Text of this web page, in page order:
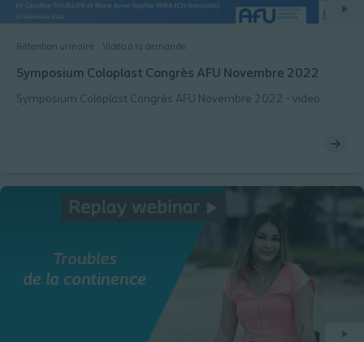
Rétention urinaire Vidéo à la demande
Symposium Coloplast Congrès AFU Novembre 2022
Symposium Coloplast Congrès AFU Novembre 2022 - video